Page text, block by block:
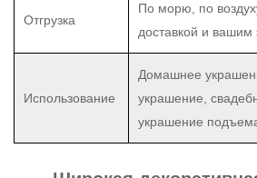
Отгрузка
По морю, по
доставкой и вашим
Использование
Домашнее
украшение,
украшение